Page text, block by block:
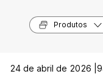
Produtos
24 de abril de 2026 |